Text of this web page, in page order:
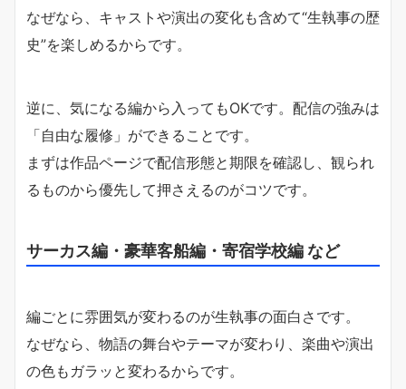
なぜなら、キャストや演出の変化も含めて“生執事の歴
史”を楽しめるからです。
逆に、気になる編から入ってもOKです。配信の強みは
「自由な履修」ができることです。
まずは作品ページで配信形態と期限を確認し、観られ
るものから優先して押さえるのがコツです。
サーカス編・豪華客船編・寄宿学校編 など
編ごとに雰囲気が変わるのが生執事の面白さです。
なぜなら、物語の舞台やテーマが変わり、楽曲や演出
の色もガラッと変わるからです。